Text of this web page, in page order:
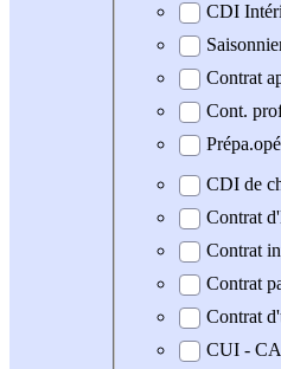
CDI
Contrat
Cont.
CDI de
Contrat
Contrat
Contrat
Contrat
CUI -